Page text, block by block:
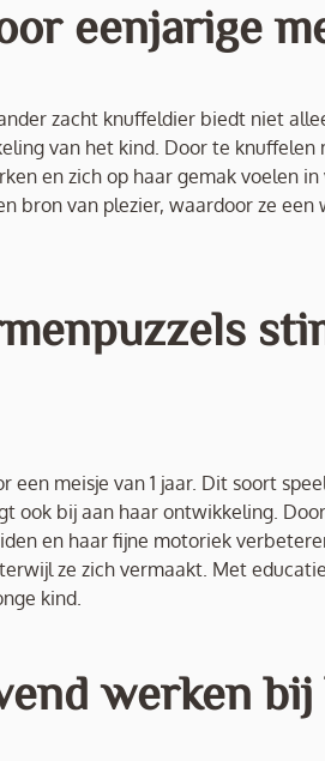
eenjarige
zacht knuffeldier biedt niet
van het kind. Door te knuffelen
en zich op haar gemak voelen
bron van plezier, waardoor ze een
een meisje van 1 jaar. Dit soort
ook bij aan haar ontwikkeling.
en haar fijne motoriek
ze zich vermaakt. Met
kind.
werken bij